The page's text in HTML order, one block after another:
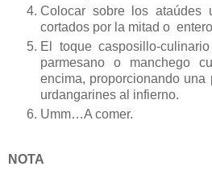
Colocar sobre los ataúdes
cortados por la mitad o
El toque casposillo-
parmesano o manchego
encima, proporcionando
urdangarines al infierno.
Umm…A comer.
NOTA